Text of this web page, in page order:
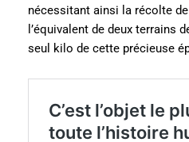
nécessitant ainsi la récolte
l’équivalent de deux terrains
seul kilo de cette précieuse